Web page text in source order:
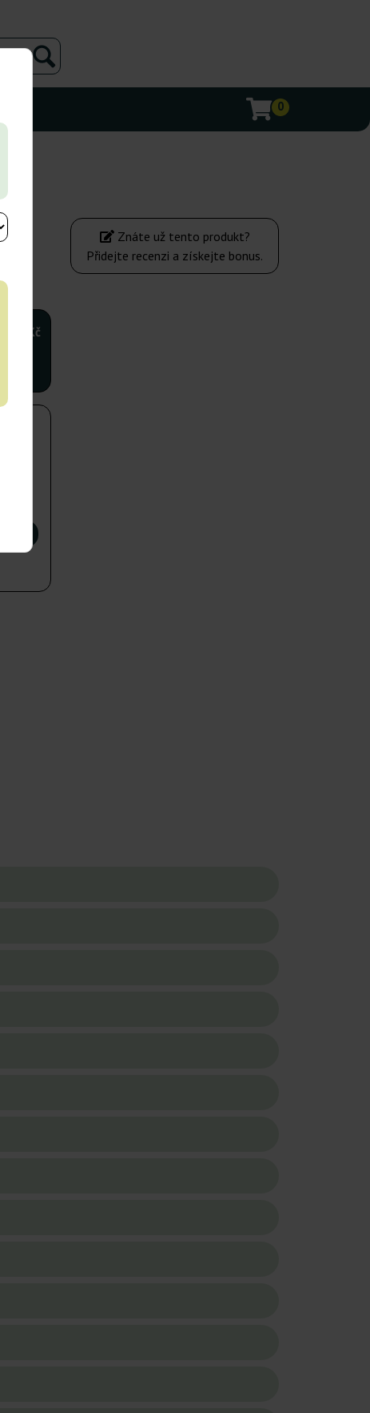
0
2 110Kč
Znáte už tento produkt?
Přidejte recenzi a získejte bonus.